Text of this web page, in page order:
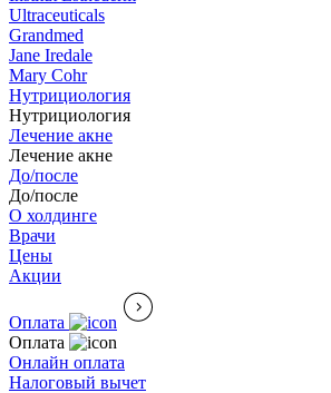
Ultraceuticals
Grandmed
Jane Iredale
Mary Cohr
Нутрициология
Нутрициология
Лечение акне
Лечение акне
До/после
До/после
О холдинге
Врачи
Цены
Акции
Оплата
Оплата
Онлайн оплата
Налоговый вычет